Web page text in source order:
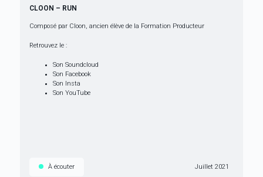
CLOON – RUN
Composé par Cloon, ancien élève de la Formation Producteur
Retrouvez le :
Son Soundcloud
Son Facebook
Son Insta
Son YouTube
À écouter Juillet 2021